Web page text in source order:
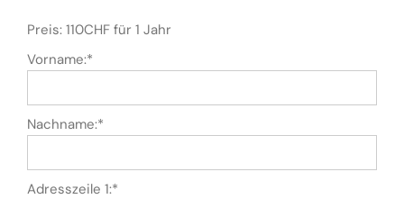
Preis: 110CHF für 1 Jahr
Vorname:*
Nachname:*
Adresszeile 1:*